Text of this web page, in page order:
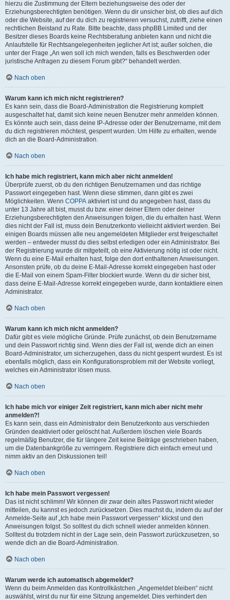
hierzu die Zustimmung der Eltern beziehungsweise des oder der
Erziehungsberechtigten benötigen. Wenn du dir unsicher bist, ob dies auf dich
oder die Website, auf der du dich zu registrieren versuchst, zutrifft, ziehe einen
rechtlichen Beistand zu Rate. Bitte beachte, dass phpBB Limited und der
Besitzer dieses Boards keine Rechtsberatung anbieten kann und nicht die
Anlaufstelle für Rechtsangelegenheiten jeglicher Art ist; außer solchen, die
unter der Frage „An wen soll ich mich wenden, falls es Beschwerden oder
juristische Anfragen zu diesem Forum gibt?“ behandelt werden.
Nach oben
Warum kann ich mich nicht registrieren?
Es kann sein, dass die Board-Administration die Registrierung komplett
ausgeschaltet hat, damit sich keine neuen Benutzer mehr anmelden können.
Es könnte auch sein, dass deine IP-Adresse oder der Benutzername, mit dem
du dich registrieren möchtest, gesperrt wurden. Um Hilfe zu erhalten, wende
dich an die Board-Administration.
Nach oben
Ich habe mich registriert, kann mich aber nicht anmelden!
Überprüfe zuerst, ob du den richtigen Benutzernamen und das richtige
Passwort eingegeben hast. Wenn diese stimmen, dann gibt es zwei
Möglichkeiten. Wenn COPPA aktiviert ist und du angegeben hast, dass du
unter 13 Jahre alt bist, musst du bzw. einer deiner Eltern oder deiner
Erziehungsberechtigten den Anweisungen folgen, die du erhalten hast. Wenn
dies nicht der Fall ist, muss dein Benutzerkonto vielleicht aktiviert werden. Bei
einigen Boards müssen alle neu angemeldeten Mitglieder erst freigeschaltet
werden – entweder musst du dies selbst erledigen oder ein Administrator. Bei
der Registrierung wurde dir mitgeteilt, ob eine Aktivierung nötig ist oder nicht.
Wenn du eine E-Mail erhalten hast, folge den dort enthaltenen Anweisungen.
Ansonsten prüfe, ob du deine E-Mail-Adresse korrekt eingegeben hast oder
die E-Mail von einem Spam-Filter blockiert wurde. Wenn du dir sicher bist,
dass deine E-Mail-Adresse korrekt eingegeben wurde, dann kontaktiere einen
Administrator.
Nach oben
Warum kann ich mich nicht anmelden?
Dafür gibt es viele mögliche Gründe. Prüfe zunächst, ob dein Benutzername
und dein Passwort richtig sind. Wenn dies der Fall ist, wende dich an einen
Board-Administrator, um sicherzugehen, dass du nicht gesperrt wurdest. Es ist
ebenfalls möglich, dass ein Konfigurationsproblem mit der Website vorliegt,
welches ein Administrator lösen muss.
Nach oben
Ich habe mich vor einiger Zeit registriert, kann mich aber nicht mehr
anmelden?!
Es kann sein, dass ein Administrator dein Benutzerkonto aus verschieden
Gründen deaktiviert oder gelöscht hat. Außerdem löschen viele Boards
regelmäßig Benutzer, die für längere Zeit keine Beiträge geschrieben haben,
um die Datenbankgröße zu verringern. Registriere dich einfach erneut und
nimm aktiv an den Diskussionen teil!
Nach oben
Ich habe mein Passwort vergessen!
Das ist nicht schlimm! Wir können dir zwar dein altes Passwort nicht wieder
mitteilen, du kannst es jedoch zurücksetzen. Dies machst du, indem du auf der
Anmelde-Seite auf „Ich habe mein Passwort vergessen“ klickst und den
Anweisungen folgst. So solltest du dich schnell wieder anmelden können.
Solltest du trotzdem nicht in der Lage sein, dein Passwort zurückzusetzen, so
wende dich an die Board-Administration.
Nach oben
Warum werde ich automatisch abgemeldet?
Wenn du beim Anmelden das Kontrollkästchen „Angemeldet bleiben“ nicht
auswählst, wirst du nur für eine Sitzung angemeldet. Dies verhindert den